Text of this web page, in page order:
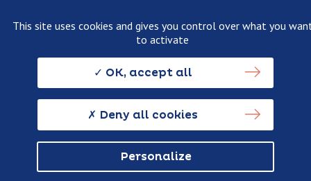
Personnal data usage policy
This site uses cookies and gives you control over what you
to activate
OK, accept all
Deny all cookies
Personalize